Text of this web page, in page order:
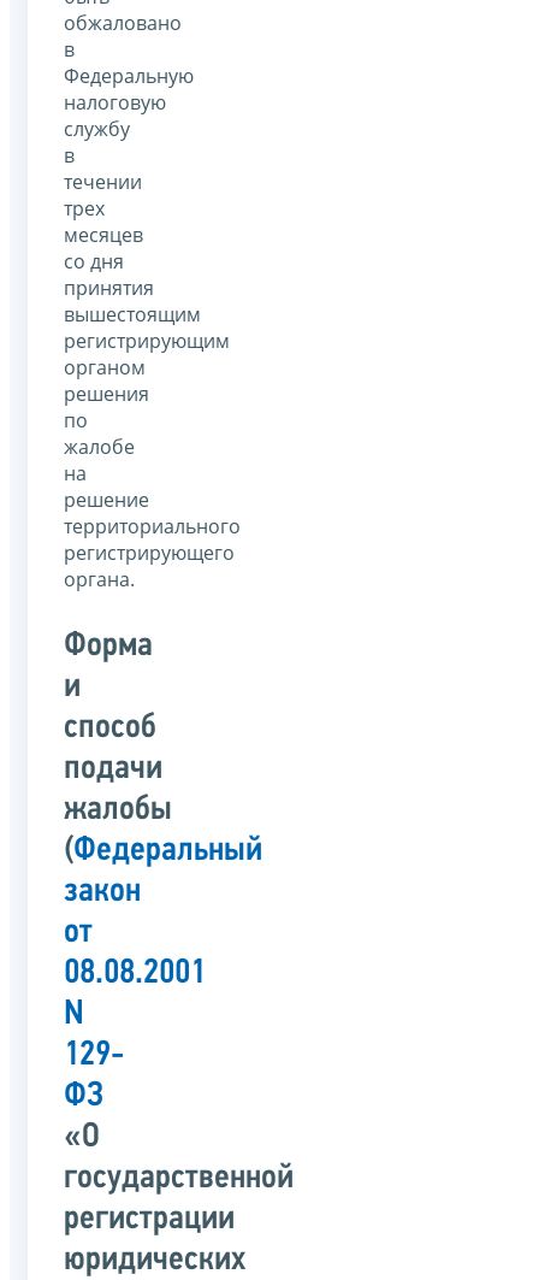
обжаловано
в
Федеральную
налоговую
службу
в
течении
трех
месяцев
со дня
принятия
вышестоящим
регистрирующим
органом
решения
по
жалобе
на
решение
территориального
регистрирующего
органа.
Форма
и
способ
подачи
жалобы
(Федеральный
закон
от
08.08.2001
N
129-
ФЗ
«О
государственной
регистрации
юридических